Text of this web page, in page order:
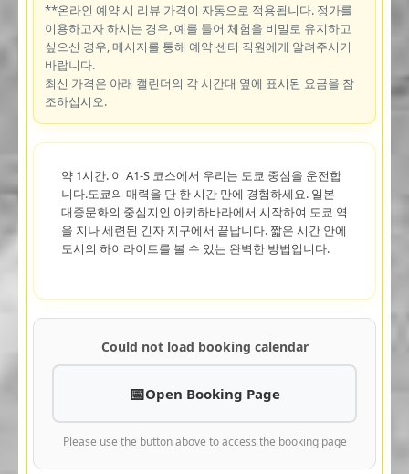
**온라인 예약 시 리뷰 가격이 자동으로 적용됩니다. 정가를
이용하고자 하시는 경우, 예를 들어 체험을 비밀로 유지하고
싶으신 경우, 메시지를 통해 예약 센터 직원에게 알려주시기
바랍니다.
최신 가격은 아래 캘린더의 각 시간대 옆에 표시된 요금을 참
조하십시오.
약 1시간. 이 A1-S 코스에서 우리는 도쿄 중심을 운전합
니다.도쿄의 매력을 단 한 시간 만에 경험하세요. 일본
대중문화의 중심지인 아키하바라에서 시작하여 도쿄 역
을 지나 세련된 긴자 지구에서 끝납니다. 짧은 시간 안에
도시의 하이라이트를 볼 수 있는 완벽한 방법입니다.
Could not load booking calendar
Open Booking Page
Please use the button above to access the booking page